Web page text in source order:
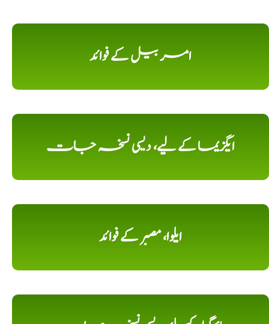
امر بیل کے فوائد
ایگزیما کے لیے، دیسی نسخہ جات
ایلوا، مصبر کے فوائد